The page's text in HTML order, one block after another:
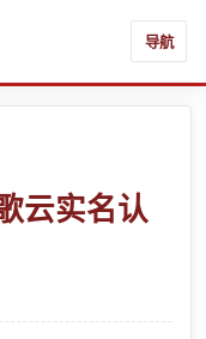
导航
云实名认